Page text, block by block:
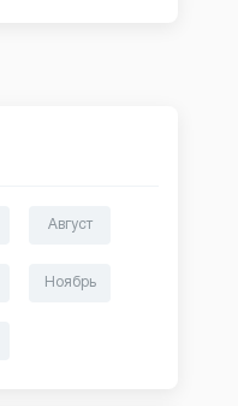
Август
Ноябрь